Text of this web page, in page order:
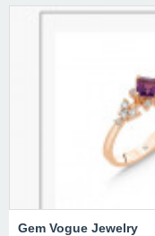
Gem Vogue Jewelry